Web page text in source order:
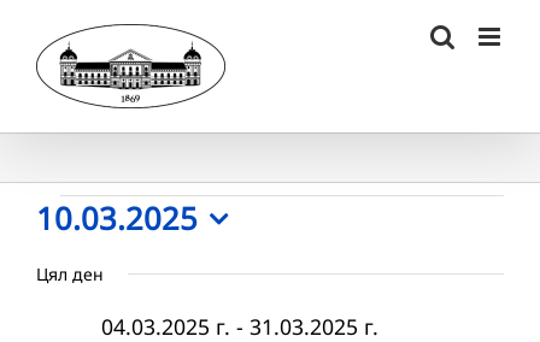
content
Събития
for
10.03.2025
10.03.2025
date.
Цял ден
04.03.2025 г. - 31.03.2025 г.